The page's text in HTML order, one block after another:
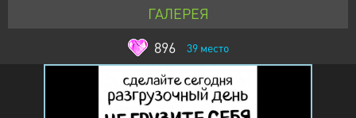
ГАЛЕРЕЯ
896
39место